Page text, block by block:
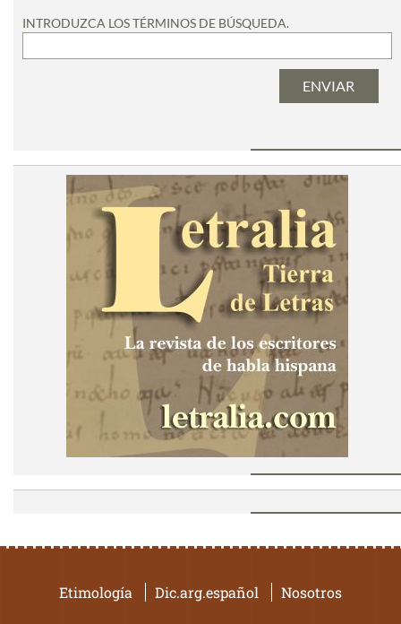
INTRODUZCA LOS TÉRMINOS DE BÚSQUEDA.
Etimología Dic.arg.español Nosotros